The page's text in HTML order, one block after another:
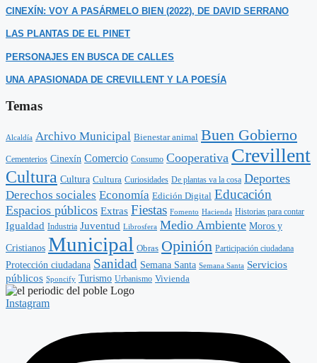
CINEXÍN: VOY A PASÁRMELO BIEN (2022), DE DAVID SERRANO
LAS PLANTAS DE EL PINET
PERSONAJES EN BUSCA DE CALLES
UNA APASIONADA DE CREVILLENT Y LA POESÍA
Temas
Alcaldía Archivo Municipal Bienestar animal Buen Gobierno
Cementerios Cinexín Comercio Consumo Cooperativa Crevillent
Cultura Cultura Cultura Curiosidades De plantas va la cosa Deportes
Derechos sociales Economía Edición Digital Educación
Espacios públicos Extras Fiestas Fomento Hacienda Historias para contar
Igualdad Industria Juventud Librosfera Medio Ambiente Moros y
Cristianos Municipal Obras Opinión Participación ciudadana
Protección ciudadana Sanidad Semana Santa Semana Santa Servicios
públicos Sponcify Turismo Urbanismo Vivienda
Instagram